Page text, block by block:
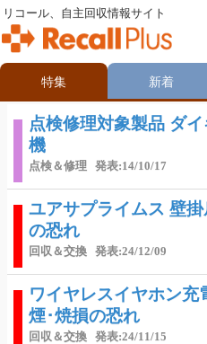
点検修理対象製品 ダ
機
点検＆修理 発表:14/10/17
ユアサプライムス 壁
の恐れ
回収＆交換 発表:24/12/09
ワイヤレスイヤホン充
煙･焼損の恐れ
回収＆交換 発表:24/11/15
リコール、自主回収情報サイト
特集 新着